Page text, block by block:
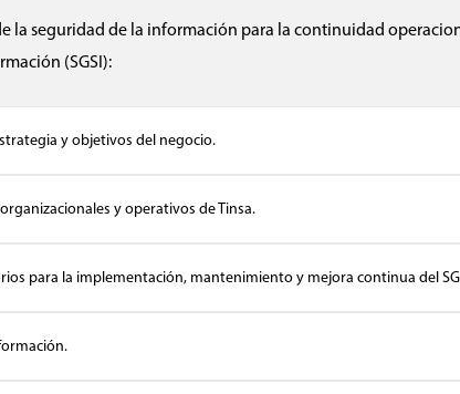
la seguridad de la información para la continuidad
(SGSI):
y objetivos del negocio.
y operativos de Tinsa.
para la implementación, mantenimiento y mejora continua del